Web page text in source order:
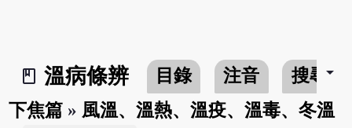
book_2
溫病條辨 目錄 注音 搜尋arrow_drop_down
下焦篇 » 風溫、溫熱、溫疫、溫毒、冬溫